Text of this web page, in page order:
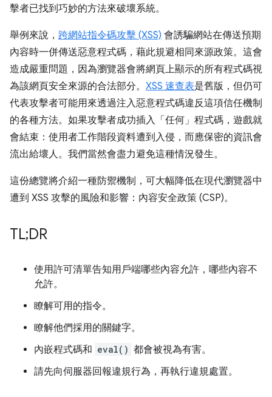
擊者已找到巧妙的方法來破壞系統。
舉例來說， 跨網站指令碼攻擊 (XSS) 會誘騙網站在傳送預期
內容時一併傳送惡意程式碼，藉此規避相同來源政策。這會
造成嚴重問題，因為瀏覽器會將網頁上顯示的所有程式碼視
為該網頁安全來源的合法部分。 XSS 速查表是舊版，但仍可
代表攻擊者可能用來透過注入惡意程式碼違反這項信任機制
的各種方法。如果攻擊者成功插入「任何」 程式碼，遊戲就
會結束：使用者工作階段資料遭到入侵，而應保密的資訊會
流出給壞人。我們當然會盡力避免這種情況發生。
這份總覽將介紹一種防禦機制，可大幅降低在現代瀏覽器中
遭到 XSS 攻擊的風險和影響：內容安全政策 (CSP)。
TL;DR
使用許可清單告知用戶端哪些內容允許，哪些內容不
允許。
瞭解可用的指令。
瞭解他們採用的關鍵字。
內嵌程式碼和 eval() 都會被視為有害。
請先向伺服器回報違規行為，再執行違規處置。